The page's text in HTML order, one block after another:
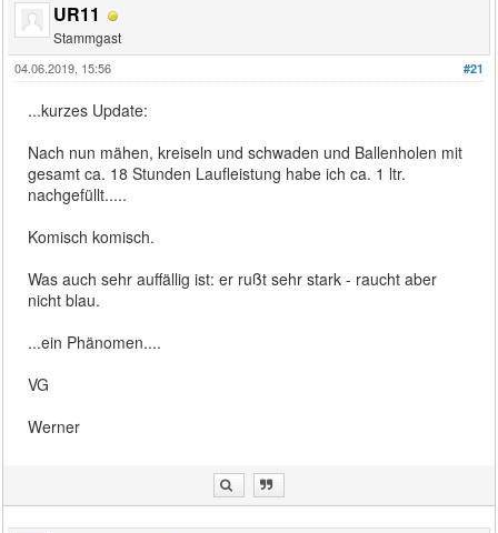
UR11
Stammgast
#21
04.06.2019, 15:56
...kurzes Update:
Nach nun mähen, kreiseln und schwaden und Ballenholen mit
gesamt ca. 18 Stunden Laufleistung habe ich ca. 1 ltr.
nachgefüllt.....
Komisch komisch.
Was auch sehr auffällig ist: er rußt sehr stark - raucht aber
nicht blau.
...ein Phänomen....
VG
Werner